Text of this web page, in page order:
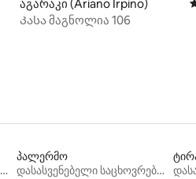
აგარაკი (Ariano Irpino)
Კასა მაგნოლია 106
დასასვენებელი საცხოვრებლები
პალერმო
დასასვენებელი საცხოვრებლები